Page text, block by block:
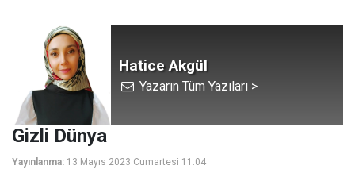
Hatice Akgül
Yazarın Tüm Yazıları >
Gizli Dünya
Yayınlanma: 13 Mayıs 2023 Cumartesi 11:04